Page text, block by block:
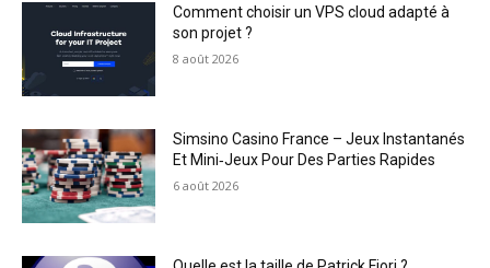
Comment choisir un VPS cloud adapté à
son projet ?
8 août 2026
Simsino Casino France – Jeux Instantanés
Et Mini‑Jeux Pour Des Parties Rapides
6 août 2026